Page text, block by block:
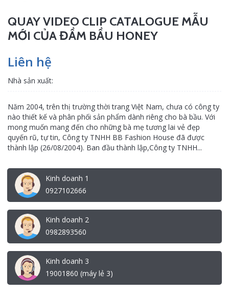
QUAY VIDEO CLIP CATALOGUE MẪU
MỚI CỦA ĐẦM BẦU HONEY
Liên hệ
Nhà sản xuất:
Năm 2004, trên thị trường thời trang Việt Nam, chưa có công ty
nào thiết kế và phân phối sản phẩm dành riêng cho bà bầu. Với
mong muốn mang đến cho những bà mẹ tương lai vẻ đẹp
quyến rũ, tự tin, Công ty TNHH BB Fashion House đã được
thành lập (26/08/2004). Ban đầu thành lập,Công ty TNHH...
Kinh doanh 1
0927102666
Kinh doanh 2
0982893560
Kinh doanh 3
19001860 (máy lẻ 3)